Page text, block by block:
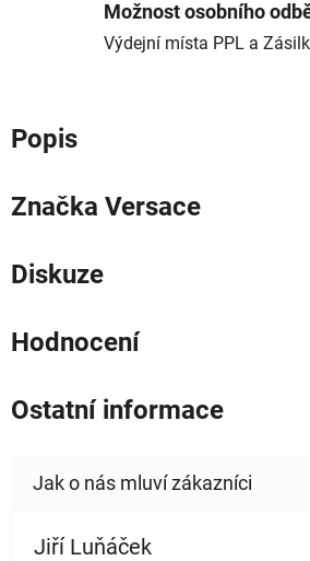
Možnost osobního
Výdejní místa PPL a
Popis
Značka Versace
Diskuze
Hodnocení
Ostatní informace
Jiří Luňáček